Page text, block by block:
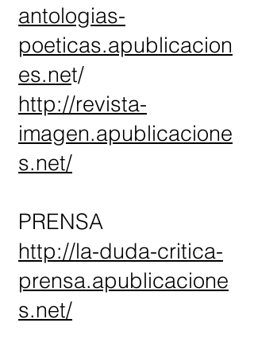
antologias-
poeticas.apublicacion
es.net/
http://revista-
imagen.apublicacione
s.net/
PRENSA
http://la-duda-critica-
prensa.apublicacione
s.net/